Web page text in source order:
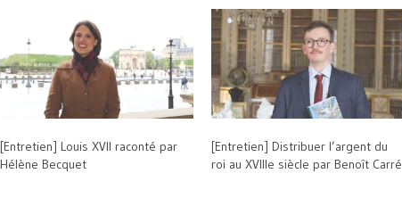
[Entretien] Louis XVII raconté par
Hélène Becquet
[Entretien] Distribuer l’argent du
roi au XVIIIe siècle par Benoît Carré